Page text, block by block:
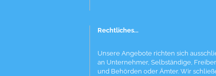
Rechtliches...
Unsere Angebote richten sich
an Unternehmer, Selbständige,
und Behörden oder Ämter. Wir